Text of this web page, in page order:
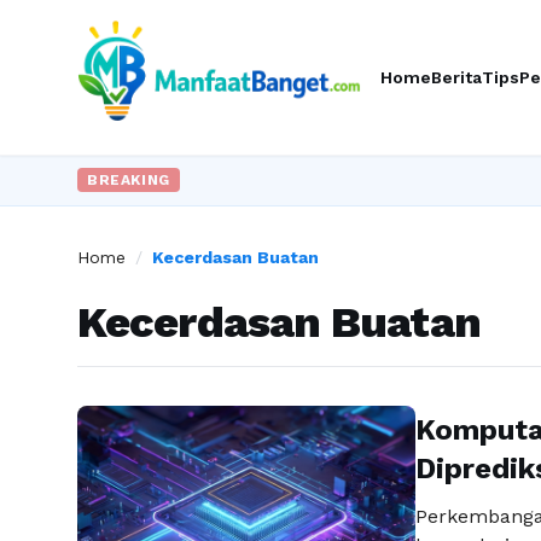
HomeBeritaTips
BREAKING
Home / Kecerdasan Buatan
Kecerdasan Buatan